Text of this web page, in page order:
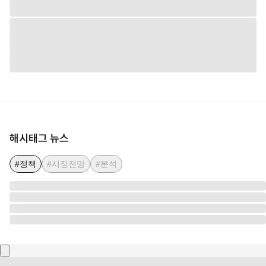
해시태그 뉴스
#정책 #시장전망 #분석